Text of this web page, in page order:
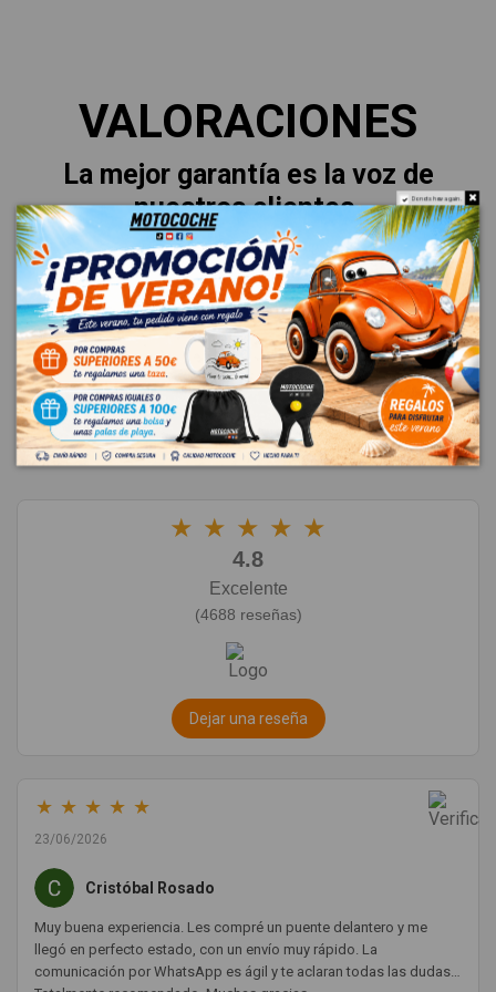
VALORACIONES
La mejor garantía es la voz de
nuestros clientes.
Esto es lo que dicen sobre su
experiencia.
★ ★ ★ ★ ★
4.8
Excelente
(4688 reseñas)
Dejar una reseña
★ ★ ★ ★ ★
23/06/2026
Cristóbal Rosado
Muy buena experiencia. Les compré un puente delantero y me
llegó en perfecto estado, con un envío muy rápido. La
comunicación por WhatsApp es ágil y te aclaran todas las dudas.
Do not show again.